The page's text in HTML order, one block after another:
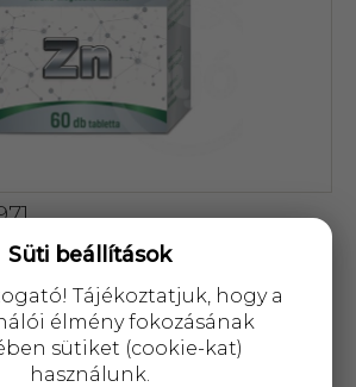
Süti beállítások
Tájékoztatjuk, hogy a
élmény fokozásának
sütiket (cookie-kat)
használunk.